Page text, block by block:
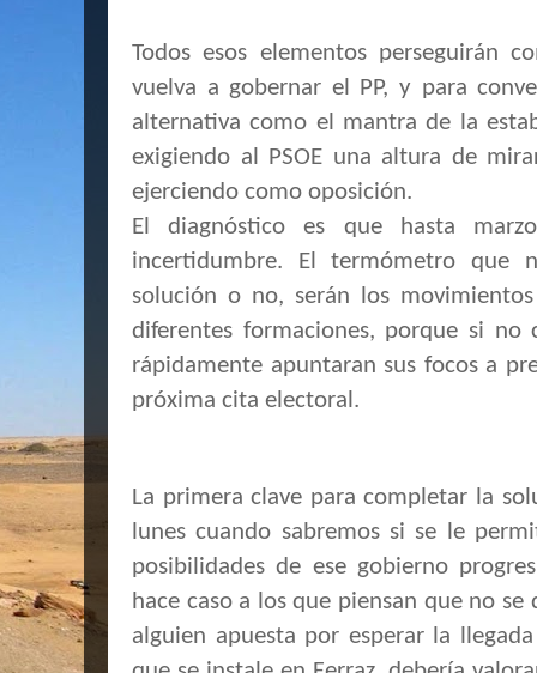
Todos esos elementos perseguirán
vuelva a gobernar el PP, y para
alternativa como el mantra de la
exigiendo al PSOE una altura de
ejerciendo como oposición.
El diagnóstico es que hasta
incertidumbre. El termómetro que
solución o no, serán los
diferentes formaciones, porque si no
rápidamente apuntaran sus focos a
próxima cita electoral.
La primera clave para completar la
lunes cuando sabremos si se le
posibilidades de ese gobierno
hace caso a los que piensan que no se
alguien apuesta por esperar la